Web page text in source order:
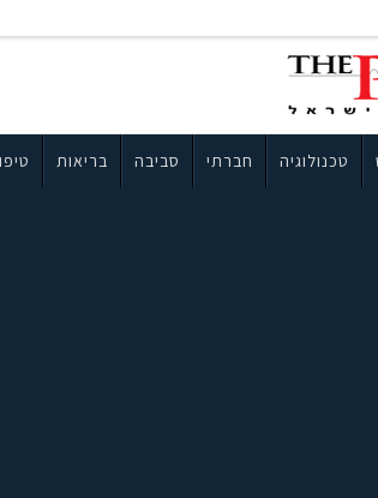
טכנולוגיה חברתי סביבה בריאות